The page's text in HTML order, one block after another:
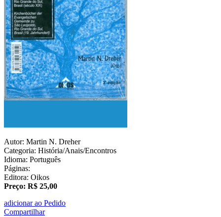
Autor: Martin N. Dreher
Categoria: História/Anais/Encontros
Idioma: Português
Páginas:
Editora: Oikos
Preço: R$ 25,00
adicionar ao Pedido
Compartilhar